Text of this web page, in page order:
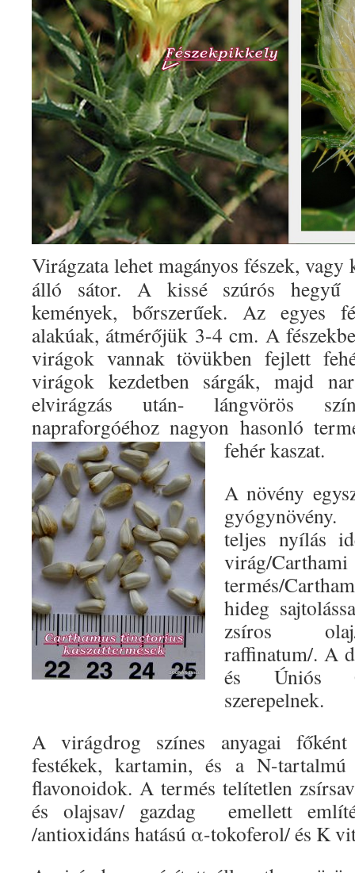
Virágzata lehet magányos fészek, vagy
álló sátor. A kissé szúrós hegyű
kemények, bőrszerűek. Az egyes
alakúak, átmérőjük 3-4 cm. A
virágok vannak tövükben fejlett
virágok kezdetben sárgák, majd
elvirágzás után- lángvörös
napraforgóéhoz nagyon hasonló
fehér kaszat.
A növény
teljes nyílás
virág/
termés/
hideg
zsíros
raffinatum/. A
és Úniós
szerepelnek.
A virágdrog színes anyagai főként
festékek, kartamin, és a N-
flavonoidok. A termés telítetlen
és olajsav/ gazdag emellett
/antioxidáns hatású α-tokoferol/ és K